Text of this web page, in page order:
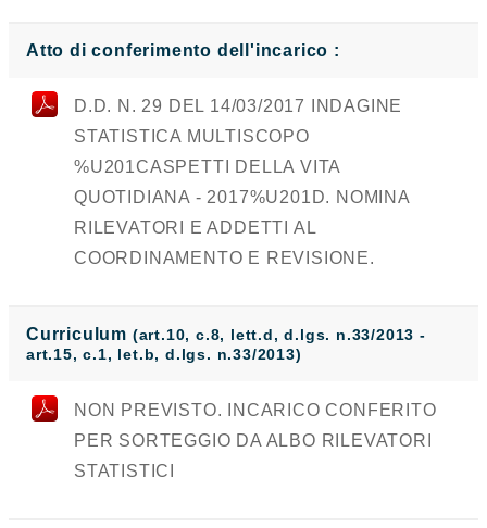
Atto di conferimento dell'incarico :
D.D. N. 29 DEL 14/03/2017 INDAGINE
STATISTICA MULTISCOPO
%U201CASPETTI DELLA VITA
QUOTIDIANA - 2017%U201D. NOMINA
RILEVATORI E ADDETTI AL
COORDINAMENTO E REVISIONE.
Curriculum (art.10, c.8, lett.d, d.lgs. n.33/2013 -
art.15, c.1, let.b, d.lgs. n.33/2013)
NON PREVISTO. INCARICO CONFERITO
PER SORTEGGIO DA ALBO RILEVATORI
STATISTICI